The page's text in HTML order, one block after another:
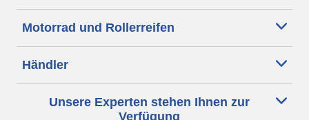
Motorrad und Rollerreifen
Händler
Unsere Experten stehen Ihnen zur
Verfügung